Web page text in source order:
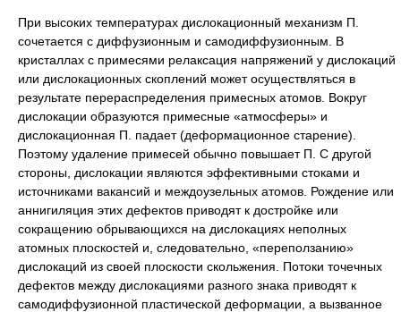
При высоких температурах дислокационный механизм П.
сочетается с диффузионным и самодиффузионным. В
кристаллах с примесями релаксация напряжений у дислокаций
или дислокационных скоплений может осуществляться в
результате перераспределения примесных атомов. Вокруг
дислокации образуются примесные «атмосферы» и
дислокационная П. падает (деформационное старение).
Поэтому удаление примесей обычно повышает П. С другой
стороны, дислокации являются эффективными стоками и
источниками вакансий и междоузельных атомов. Рождение или
аннигиляция этих дефектов приводят к достройке или
сокращению обрывающихся на дислокациях неполных
атомных плоскостей и, следовательно, «переползанию»
дислокаций из своей плоскости скольжения. Потоки точечных
дефектов между дислокациями разного знака приводят к
самодиффузионной пластической деформации, а вызванное